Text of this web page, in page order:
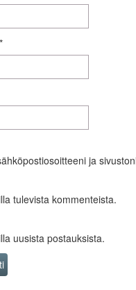
*
ja
tulevista kommenteista.
uusista postauksista.